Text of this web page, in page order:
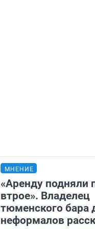
МНЕНИЕ
«Аренду подняли
втрое». Владелец
тюменского бара
неформалов